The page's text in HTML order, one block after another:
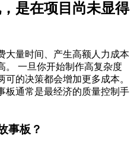
是在项目尚未显得
大量时间、产生高额人力成本
。 一旦你开始制作高复杂度
的决策都会增加更多成本。
板通常是最经济的质量控制手
事板？